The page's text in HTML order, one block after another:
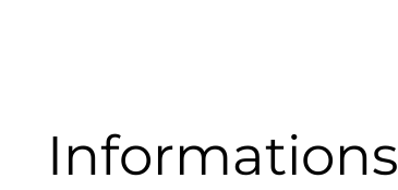
Informations